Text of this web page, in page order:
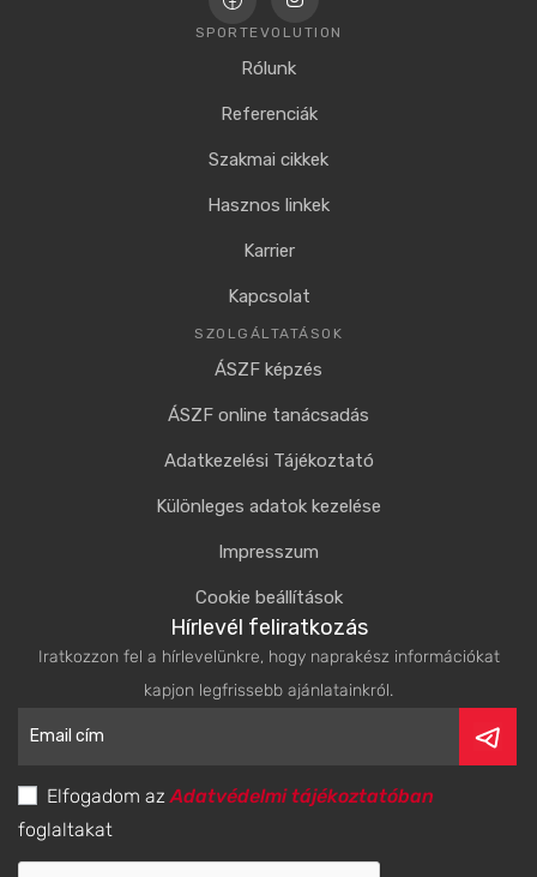
SPORTEVOLUTION
Rólunk
Referenciák
Szakmai cikkek
Hasznos linkek
Karrier
Kapcsolat
SZOLGÁLTATÁSOK
ÁSZF képzés
ÁSZF online tanácsadás
Adatkezelési Tájékoztató
Különleges adatok kezelése
Impresszum
Cookie beállítások
Hírlevél feliratkozás
Iratkozzon fel a hírlevelünkre, hogy naprakész információkat
kapjon legfrissebb ajánlatainkról.
Elfogadom azAdatvédelmi tájékoztatóban
foglaltakat